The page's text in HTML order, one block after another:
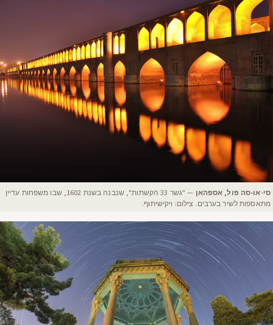
סי-או-סה פול, אספהאן
— "גשר 33 הקשתות", שנבנה בשנת 1602, שבו משפחות עדיין
מתאספות לשיר בערבים. צילום: ויקישיתוף.